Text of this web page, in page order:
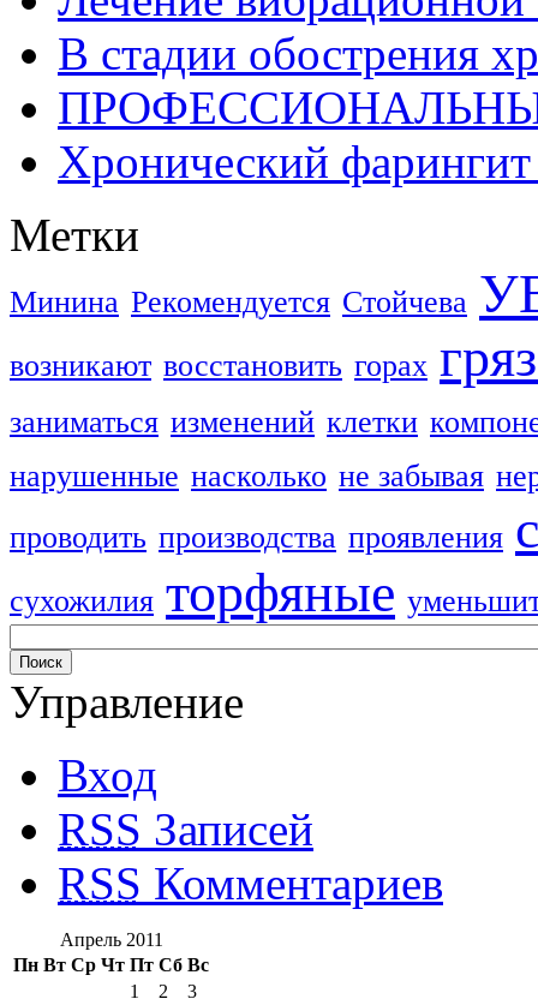
В стадии обострения
Хронический фарингит
Метки
Минина Рекомендуется Стойчева
возникают восстановить горах
заниматься изменений клетки
нарушенные насколько не забывая
проводить производства проявления
сухожилия торфяные
Управление
Вход
RSS Записей
RSS Комментариев
Апрель 2011
Пн Вт Ср Чт Пт Сб Вс
1 2
3